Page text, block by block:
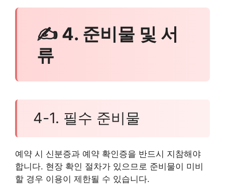
✍ 4. 준비물 및 서
류
4-1. 필수 준비물
예약 시 신분증과 예약 확인증을 반드시 지참해야
합니다. 현장 확인 절차가 있으므로 준비물이 미비
할 경우 이용이 제한될 수 있습니다.